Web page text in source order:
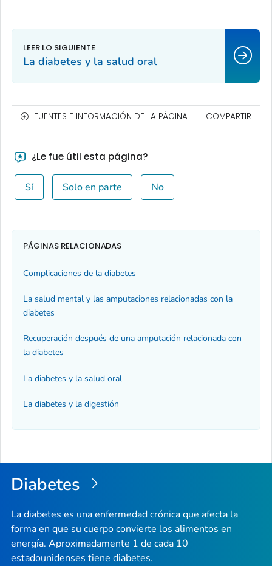
La diabetes y la salud oral
FUENTES E INFORMACIÓN DE LA PÁGINA COMPARTIR
¿Le fue útil esta página?
Sí Solo en parte No
PÁGINAS RELACIONADAS
Complicaciones de la diabetes
La salud mental y las amputaciones relacionadas con la
diabetes
Recuperación después de una amputación relacionada con
la diabetes
La diabetes y la salud oral
La diabetes y la digestión
Diabetes
La diabetes es una enfermedad crónica que afecta la
forma en que su cuerpo convierte los alimentos en
energía. Aproximadamente 1 de cada 10
estadounidenses tiene diabetes.